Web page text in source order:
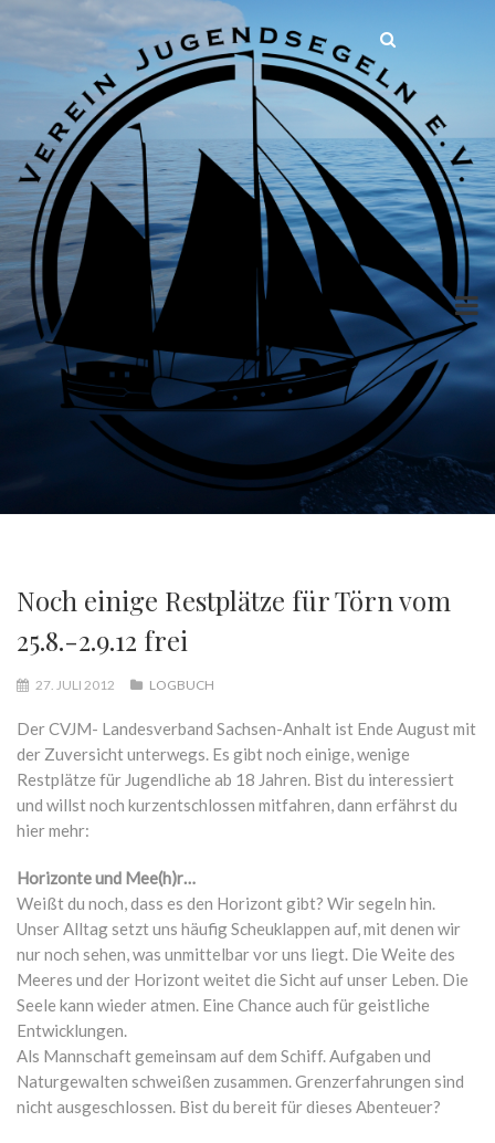
Noch einige Restplätze für Törn vom
25.8.-2.9.12 frei
27. JULI 2012 LOGBUCH
Der CVJM- Landesverband Sachsen-Anhalt ist Ende August mit
der Zuversicht unterwegs. Es gibt noch einige, wenige
Restplätze für Jugendliche ab 18 Jahren. Bist du interessiert
und willst noch kurzentschlossen mitfahren, dann erfährst du
hier mehr:
Horizonte und Mee(h)r…
Weißt du noch, dass es den Horizont gibt? Wir segeln hin.
Unser Alltag setzt uns häufig Scheuklappen auf, mit denen wir
nur noch sehen, was unmittelbar vor uns liegt. Die Weite des
Meeres und der Horizont weitet die Sicht auf unser Leben. Die
Seele kann wieder atmen. Eine Chance auch für geistliche
Entwicklungen.
Als Mannschaft gemeinsam auf dem Schiff. Aufgaben und
Naturgewalten schweißen zusammen. Grenzerfahrungen sind
nicht ausgeschlossen. Bist du bereit für dieses Abenteuer?